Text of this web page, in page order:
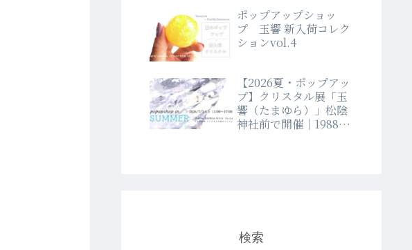
ポップアップショッ
プ 玉響 新入荷コレク
ションvol.4
【2026夏・ポップアッ
プ】クリスタル展「玉
響（たまゆら）」松陰
神社前で開催｜1988年
検索